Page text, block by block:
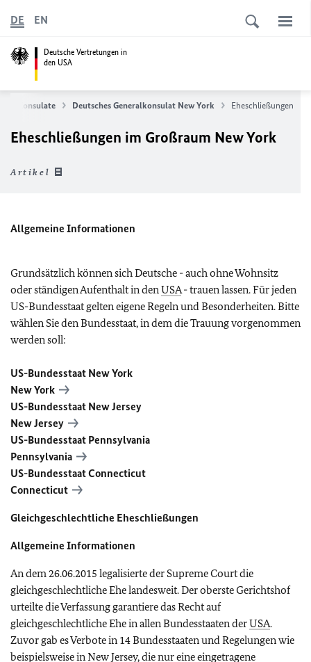
Deutsche Vertretungen in
den USA
DE EN
& Konsulate Deutsches Generalkonsulat New York Eheschließungen
Eheschließungen im Großraum New York
Artikel
Allgemeine Informationen
Grundsätzlich können sich Deutsche - auch ohne Wohnsitz
oder ständigen Aufenthalt in denUSA- trauen lassen. Für jeden
US-Bundesstaat gelten eigene Regeln und Besonderheiten. Bitte
wählen Sie den Bundesstaat, in dem die Trauung vorgenommen
werden soll:
US-Bundesstaat New York
New York
US-Bundesstaat New Jersey
New Jersey
US-Bundesstaat Pennsylvania
Pennsylvania
US-Bundesstaat Connecticut
Connecticut
Gleichgeschlechtliche Eheschließungen
Allgemeine Informationen
An dem 26.06.2015 legalisierte der Supreme Court die
gleichgeschlechtliche Ehe landesweit. Der oberste Gerichtshof
urteilte die Verfassung garantiere das Recht auf
gleichgeschlechtliche Ehe in allen Bundesstaaten derUSA.
Zuvor gab es Verbote in 14 Bundesstaaten und Regelungen wie
beispielsweise in New Jersey, die nur eine eingetragene